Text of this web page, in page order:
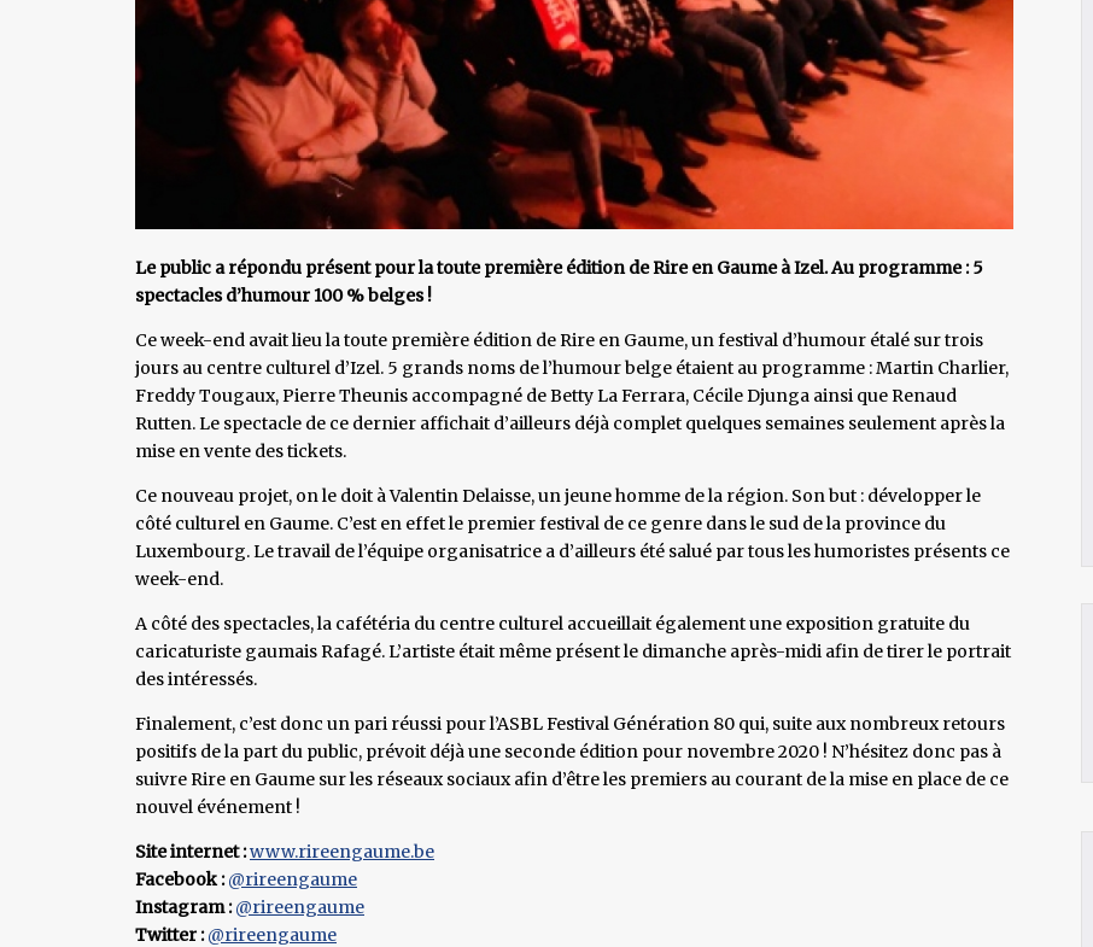
Le public a répondu présent pour la toute première édition de Rire en Gaume à Izel. Au programme : 5
spectacles d’humour 100 % belges !
Ce week-end avait lieu la toute première édition de Rire en Gaume, un festival d’humour étalé sur trois
jours au centre culturel d’Izel. 5 grands noms de l’humour belge étaient au programme : Martin Charlier,
Freddy Tougaux, Pierre Theunis accompagné de Betty La Ferrara, Cécile Djunga ainsi que Renaud
Rutten. Le spectacle de ce dernier affichait d’ailleurs déjà complet quelques semaines seulement après la
mise en vente des tickets.
Ce nouveau projet, on le doit à Valentin Delaisse, un jeune homme de la région. Son but : développer le
côté culturel en Gaume. C’est en effet le premier festival de ce genre dans le sud de la province du
Luxembourg. Le travail de l’équipe organisatrice a d’ailleurs été salué par tous les humoristes présents ce
week-end.
A côté des spectacles, la cafétéria du centre culturel accueillait également une exposition gratuite du
caricaturiste gaumais Rafagé. L’artiste était même présent le dimanche après-midi afin de tirer le portrait
des intéressés.
Finalement, c’est donc un pari réussi pour l’ASBL Festival Génération 80 qui, suite aux nombreux retours
positifs de la part du public, prévoit déjà une seconde édition pour novembre 2020 ! N’hésitez donc pas à
suivre Rire en Gaume sur les réseaux sociaux afin d’être les premiers au courant de la mise en place de ce
nouvel événement !
Site internet :www.rireengaume.be
Facebook : @rireengaume
Instagram : @rireengaume
Twitter : @rireengaume